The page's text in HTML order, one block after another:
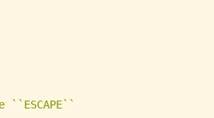
``ESCAPE``